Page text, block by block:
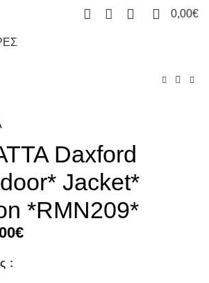
0,00€
Daxford
Jacket*
*RMN209*
€Η